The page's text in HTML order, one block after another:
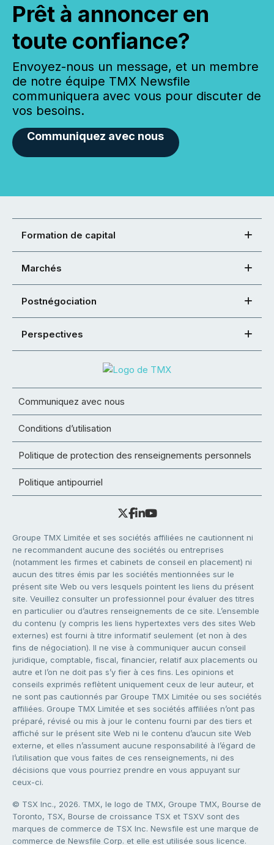
Prêt à annoncer en
toute confiance?
Envoyez-nous un message, et un membre
de notre équipe TMX Newsfile
communiquera avec vous pour discuter de
vos besoins.
Communiquez avec nous
Formation de capital
Marchés
Postnégociation
Perspectives
Communiquez avec nous
Conditions d’utilisation
Politique de protection des renseignements personnels
Politique antipourriel
Groupe TMX Limitée et ses sociétés affiliées ne cautionnent ni
ne recommandent aucune des sociétés ou entreprises
(notamment les firmes et cabinets de conseil en placement) ni
aucun des titres émis par les sociétés mentionnées sur le
présent site Web ou vers lesquels pointent les liens du présent
site. Veuillez consulter un professionnel pour évaluer des titres
en particulier ou d’autres renseignements de ce site. L’ensemble
du contenu (y compris les liens hypertextes vers des sites Web
externes) est fourni à titre informatif seulement (et non à des
fins de négociation). Il ne vise à communiquer aucun conseil
juridique, comptable, fiscal, financier, relatif aux placements ou
autre et l’on ne doit pas s’y fier à ces fins. Les opinions et
conseils exprimés reflètent uniquement ceux de leur auteur, et
ne sont pas cautionnés par Groupe TMX Limitée ou ses sociétés
affiliées. Groupe TMX Limitée et ses sociétés affiliées n’ont pas
préparé, révisé ou mis à jour le contenu fourni par des tiers et
affiché sur le présent site Web ni le contenu d’aucun site Web
externe, et elles n’assument aucune responsabilité à l’égard de
l’utilisation que vous faites de ces renseignements, ni des
décisions que vous pourriez prendre en vous appuyant sur
ceux-ci.
© TSX Inc., 2026. TMX, le logo de TMX, Groupe TMX, Bourse de
Toronto, TSX, Bourse de croissance TSX et TSXV sont des
marques de commerce de TSX Inc. Newsfile est une marque de
commerce de Newsfile Corp. et elle est utilisée sous licence.